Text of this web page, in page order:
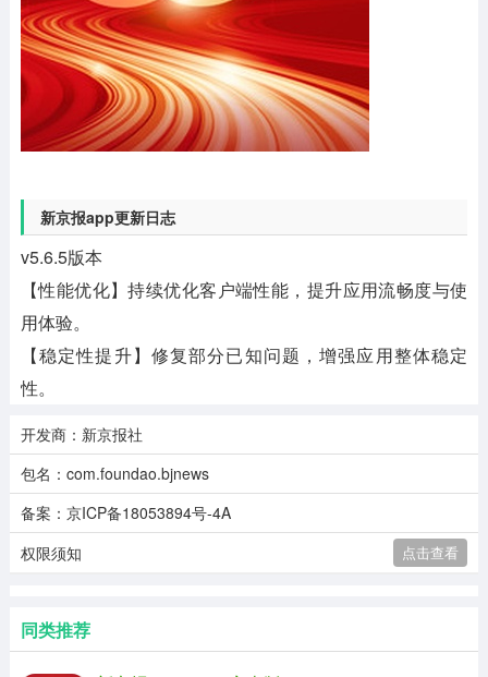
新京报app更新日志
v5.6.5版本
【性能优化】持续优化客户端性能，提升应用流畅度与使
用体验。
【稳定性提升】修复部分已知问题，增强应用整体稳定
性。
开发商：新京报社
包名：com.foundao.bjnews
备案：京ICP备18053894号-4A
权限须知
点击查看
同类推荐